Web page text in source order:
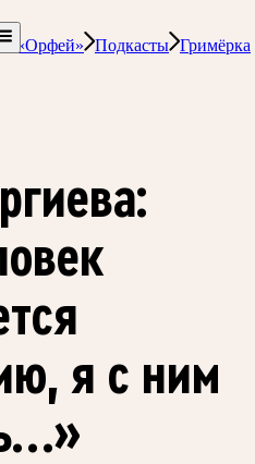
«Орфей»
Подкасты Гримёрка
я с ним